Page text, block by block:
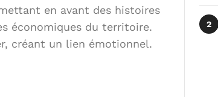
en avant des histoires
économiques du territoire.
créant un lien émotionnel.
2